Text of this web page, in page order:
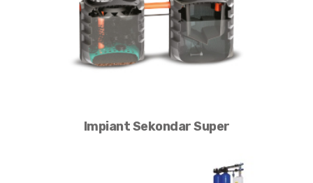
Impiant Sekondar Super